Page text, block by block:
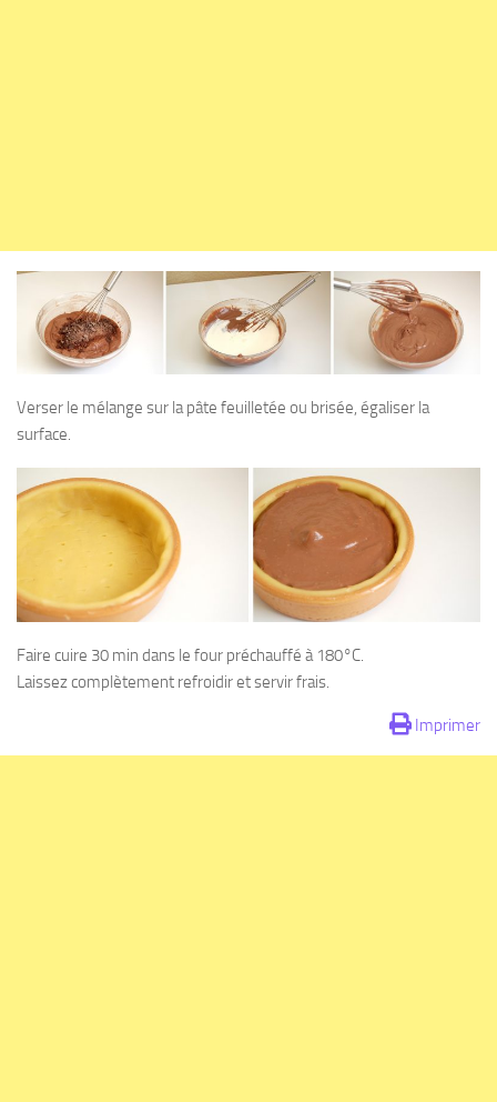
Verser le mélange sur la pâte feuilletée ou brisée, égaliser la
surface.
Faire cuire 30 min dans le four préchauffé à 180°C.
Laissez complètement refroidir et servir frais.
Imprimer